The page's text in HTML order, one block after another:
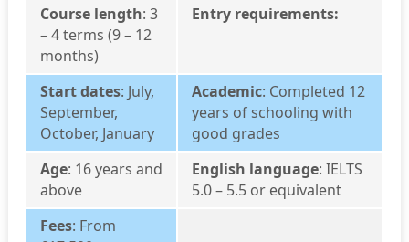
Course length: 3
– 4 terms (9 – 12
months)
Entry requirements:
Start dates: July,
September,
October, January
Academic: Completed 12
years of schooling with
good grades
Age: 16 years and
above
English language: IELTS
5.0 – 5.5 or equivalent
Fees: From